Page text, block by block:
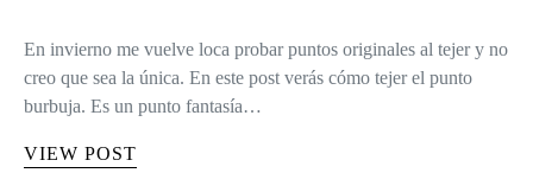
En invierno me vuelve loca probar puntos originales al tejer y no
creo que sea la única. En este post verás cómo tejer el punto
burbuja. Es un punto fantasía…
VIEW POST